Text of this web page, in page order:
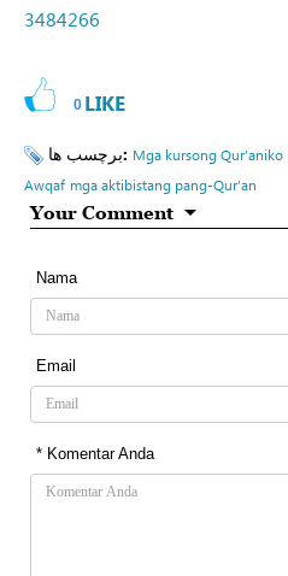
3484266
0 LIKE
برچسب ها: Mga kursong Qur’aniko
Awqaf mga aktibistang pang-Qur’an
Your Comment
Nama
Email
* Komentar Anda